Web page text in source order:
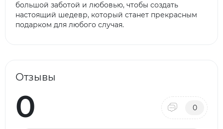
большой заботой и любовью, чтобы создать
настоящий шедевр, который станет прекрасным
подарком для любого случая.
Отзывы
0 0